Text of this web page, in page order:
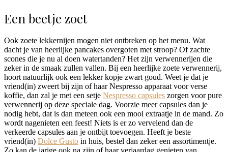
Een beetje zoet
Ook zoete lekkernijen mogen niet ontbreken op het menu. Wat
dacht je van heerlijke pancakes overgoten met stroop? Of zachte
scones die je nu al doen watertanden? Het zijn verwennerijen die
zeker in de smaak zullen vallen. Bij een heerlijke zoete verwennerij,
hoort natuurlijk ook een lekker kopje zwart goud. Weet je dat je
vriend(in) zweert bij zijn of haar Nespresso apparaat voor verse
koffie, dan zal je met een setje Nespresso capsules zorgen voor pure
verwennerij op deze speciale dag. Voorzie meer capsules dan je
nodig hebt, dat is dan meteen ook een mooi extraatje in de mand. Zo
wordt nagenieten een feest! Niets is er zo vervelend dan de
verkeerde capsules aan je ontbijt toevoegen. Heeft je beste
vriend(in) Dolce Gusto in huis, bestel dan zeker een assortimentje.